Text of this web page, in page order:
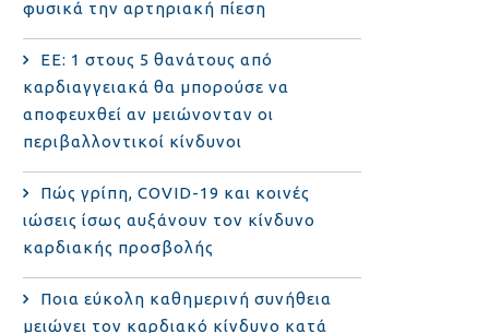
φυσικά την αρτηριακή πίεση
ΕΕ: 1 στους 5 θανάτους από
καρδιαγγειακά θα μπορούσε να
αποφευχθεί αν μειώνονταν οι
περιβαλλοντικοί κίνδυνοι
Πώς γρίπη, COVID-19 και κοινές
ιώσεις ίσως αυξάνουν τον κίνδυνο
καρδιακής προσβολής
Ποια εύκολη καθημερινή συνήθεια
μειώνει τον καρδιακό κίνδυνο κατά